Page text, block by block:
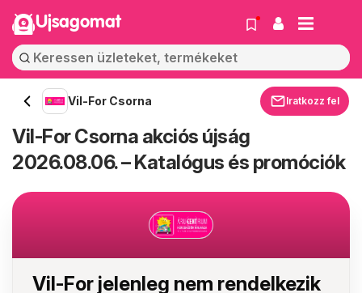
Ujsagomat
Vil-For Csorna Iratkozz fel
Vil-For Csorna akciós újság
2026.08.06. – Katalógus és promóciók
Vil-For jelenleg nem rendelkezik